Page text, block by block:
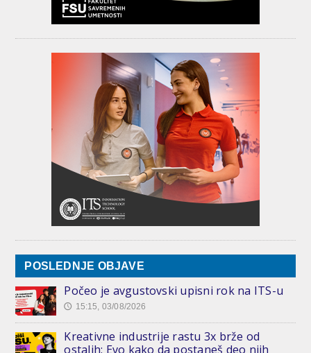
POSLEDNJE OBJAVE
Počeo je avgustovski upisni rok na ITS-u
🕔 15:15, 03/08/2026
Kreativne industrije rastu 3x brže od
ostalih: Evo kako da postaneš deo njih